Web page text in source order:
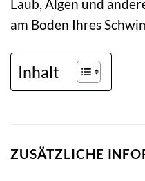
Laub, Algen und
am Boden Ihres
Inhalt
ZUSÄTZLICHE